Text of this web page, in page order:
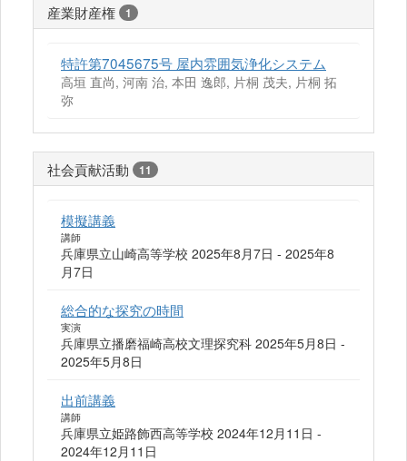
産業財産権 1
特許第7045675号 屋内雰囲気浄化システム
高垣 直尚, 河南 治, 本田 逸郎, 片桐 茂夫, 片桐 拓
弥
社会貢献活動 11
模擬講義
講師
兵庫県立山崎高等学校 2025年8月7日 - 2025年8
月7日
総合的な探究の時間
実演
兵庫県立播磨福崎高校文理探究科 2025年5月8日 -
2025年5月8日
出前講義
講師
兵庫県立姫路飾西高等学校 2024年12月11日 -
2024年12月11日